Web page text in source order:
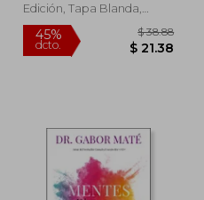
Rápido
Edición, Tapa Blanda,
Nuevo